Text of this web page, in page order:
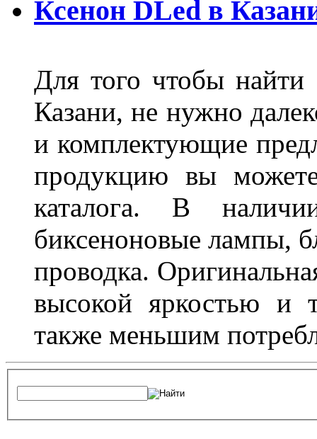
Ксенон DLed в
Для того чтобы
Казани, не нужно
и комплектующие
продукцию вы
каталога. В
биксеноновые лампы,
проводка.
высокой яркостью и
также меньшим